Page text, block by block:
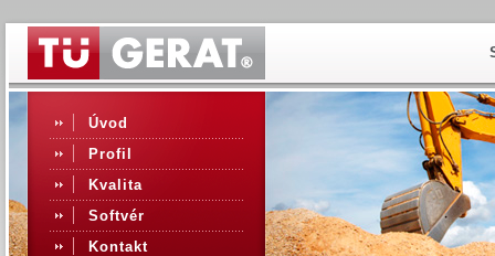
Úvod
Profil
Kvalita
Softvér
Kontakt